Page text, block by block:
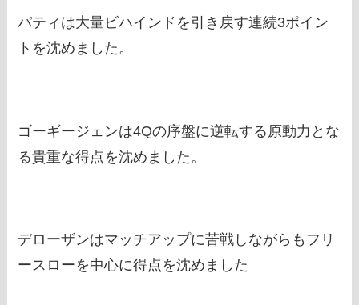
パティは大量ビハインドを引き戻す連続3ポイン
トを沈めました。
ゴーギージェンは4Qの序盤に逆転する原動力とな
る貴重な得点を沈めました。
デローザンはマッチアップに苦戦しながらもフリ
ースローを中心に得点を沈めました